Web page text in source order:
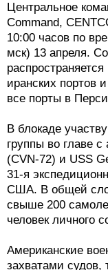
Центральное
Command,
10:00 часов по
мск) 13 апреля.
иранских портов
все порты в
В блокаде
группы во главе
(CVN-72) и USS
31-я
США. В общей
свыше 200
человек личного
Американские
захватами